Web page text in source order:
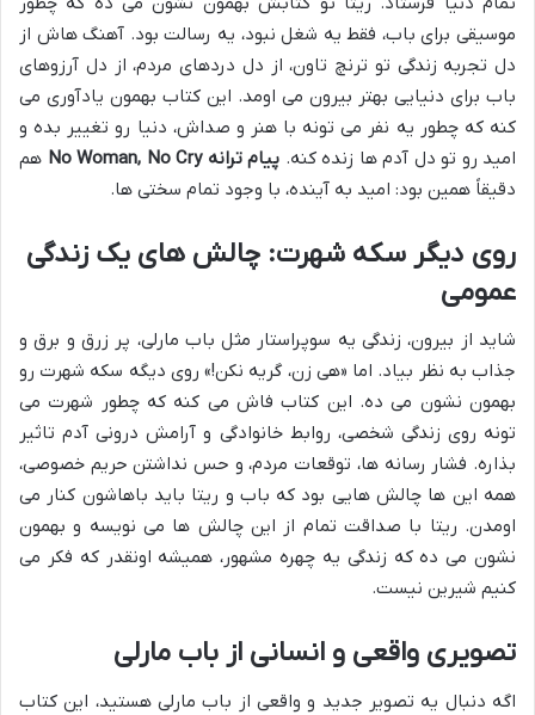
موسیقی برای باب، فقط یه شغل نبود، یه رسالت بود. آهنگ هاش از
دل تجربه زندگی تو ترنچ تاون، از دل دردهای مردم، از دل آرزوهای
باب برای دنیایی بهتر بیرون می اومد. این کتاب بهمون یادآوری می
کنه که چطور یه نفر می تونه با هنر و صداش، دنیا رو تغییر بده و
امید رو تو دل آدم ها زنده کنه. پیام ترانه No Woman, No Cry
هم
دقیقاً همین بود: امید به آینده، با وجود تمام سختی ها.
روی دیگر سکه شهرت: چالش های یک زندگی
عمومی
شاید از بیرون، زندگی یه سوپراستار مثل باب مارلی، پر زرق و برق و
جذاب به نظر بیاد. اما «هی زن، گریه نکن!» روی دیگه سکه شهرت رو
بهمون نشون می ده. این کتاب فاش می کنه که چطور شهرت می
تونه روی زندگی شخصی، روابط خانوادگی و آرامش درونی آدم تاثیر
بذاره. فشار رسانه ها، توقعات مردم، و حس نداشتن حریم خصوصی،
همه این ها چالش هایی بود که باب و ریتا باید باهاشون کنار می
اومدن. ریتا با صداقت تمام از این چالش ها می نویسه و بهمون
نشون می ده که زندگی یه چهره مشهور، همیشه اونقدر که فکر می
کنیم شیرین نیست.
تصویری واقعی و انسانی از باب مارلی
اگه دنبال یه تصویر جدید و واقعی از باب مارلی هستید، این کتاب